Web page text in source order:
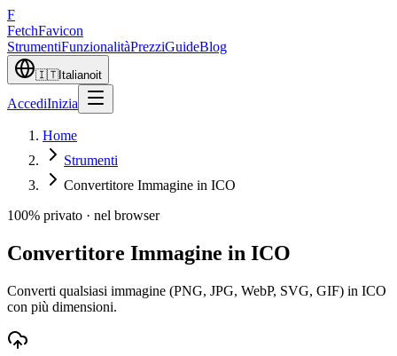
F
FetchFavicon
StrumentiFunzionalitàPrezziGuideBlog
🇮🇹Italianoit
AccediInizia
Home
Strumenti
Convertitore Immagine in ICO
100% privato · nel browser
Convertitore Immagine in ICO
Converti qualsiasi immagine (PNG, JPG, WebP, SVG, GIF) in ICO
con più dimensioni.